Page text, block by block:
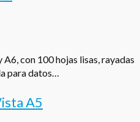
con 100 hojas lisas, rayadas
para datos…
A5